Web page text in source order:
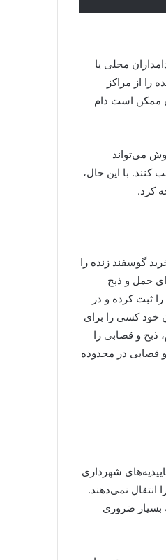
محلی یا
را از مراکز
ممکن است دام
می‌تواند
با این حال،
کرد.
گوسفند زنده را
حمل و ذبح
ثبت کرده و در
خود کسی را برای
ذبح و قصابی را
قصابی در محدوده
شهرداری
انتقال نمی‌دهند.
بسیار ضروری